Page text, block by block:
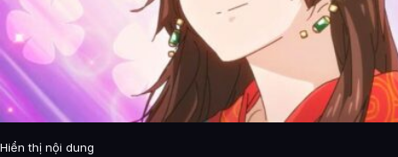
Hiển thị nội dung